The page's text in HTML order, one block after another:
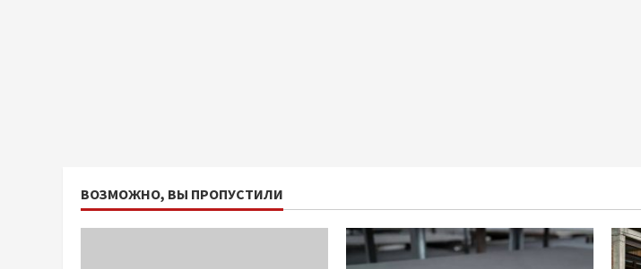
ВОЗМОЖНО, ВЫ ПРОПУСТИЛИ